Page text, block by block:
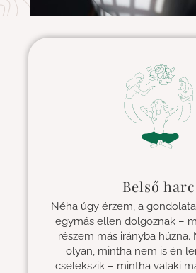
Belső harc
Néha úgy érzem, a
egymás ellen dolgoznak –
részem más irányba húzna.
olyan, mintha nem is én
cselekszik – mintha valaki